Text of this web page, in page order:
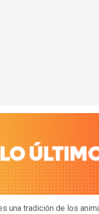
una tradición de los